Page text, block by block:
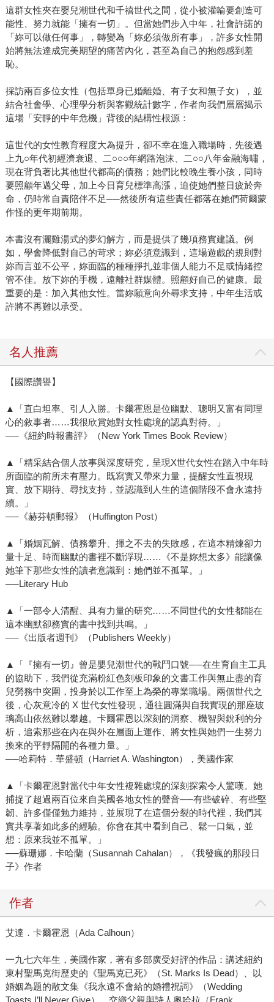
這群女性夾在嬰兒潮世代和千禧世代之間，從小被灌輸要創造可
能性、努力就能「擁有一切」。但當她們步入中年，社會許諾的
「妳可以做任何事」，轉變為「妳必須做所有事」，許多女性開
始將無法達成完美期望的痛苦內化，甚至為自己的抱怨感到羞
恥。
採訪兩百多位女性（包括單身已婚離婚、有子女和無子女），並
結合社會學、心理學分析與客觀統計數字，作者向我們層層揭示
這場「安靜的中年危機」背後的結構性根源：
這世代的女性教育程度大為提升，卻不幸在進入職場時，先後遇
上九○年代初經濟衰退、二○○○年網路泡沫、二○○八年金融海嘯，
現在背負著比其他世代都高的債務；她們比較晚生養小孩，同時
要照顧年邁父母，加上今日育兒標準高漲，迫使她們整日疲於奔
命，仍時常自責陪伴不足──然後所有這些責任都落在她們荷爾蒙
作怪的更年期前期。
本書沒有灑雞湯式的夢幻解方，而是提供了幾項務實建議。例
如，學會降低對自己的苛求；妳必須意識到，這場遊戲的規則對
妳而言並不公平，妳面臨的種種掙扎並非個人能力不足或情緒控
管不佳。放下妳的手機，遠離社群媒體。照顧好自己的健康。最
重要的是：加入其他女性。當妳願意向外尋求支持，中年生活或
許將不再難以承受。
名人推薦
【國際讚譽】
▲「直白坦率、引人入勝。卡爾霍恩是位幽默、聰明又富有同理
心的敘事者……我很欣賞她對女性處境的認真對待。」
──《紐約時報書評》（New York Times Book Review）
▲「精采結合個人故事與深度研究，呈現X世代女性在踏入中年時
所面臨的前所未有壓力。既寫實又帶來力量，提醒女性直視現
實、放下期待、尋找支持，並認識到人生的這個階段不會永遠持
續。」
──《赫芬頓郵報》（Huffington Post）
▲「婚姻瓦解、債務攀升、揮之不去的失敗感，在這本精煉卻力
量十足、時而幽默的書裡不斷浮現……《不是妳想太多》能讓像
她筆下那些女性的讀者意識到：她們並不孤單。」
──Literary Hub
▲「一部令人清醒、具有力量的研究……不同世代的女性都能在
這本幽默卻務實的書中找到共鳴。」
──《出版者週刊》（Publishers Weekly）
▲「『擁有一切』曾是嬰兒潮世代的戰鬥口號──在生育自主工具
的協助下，我們從充滿粉紅色刻板印象的文書工作與無止盡的育
兒勞務中突圍，投身於以工作至上為榮的專業職場。兩個世代之
後，心灰意冷的 X 世代女性發現，通往圓滿與自我實現的那座玻
璃高山依然難以攀越。卡爾霍恩以深刻的洞察、機智與銳利的分
析，追索那些在內在與外在層面上運作、將女性與她們一生努力
換來的平靜隔開的各種力量。」
──哈莉特．華盛頓（Harriet A. Washington），美國作家
▲「卡爾霍恩對當代中年女性複雜處境的深刻探索令人驚嘆。她
捕捉了超過兩百位來自美國各地女性的聲音──有些破碎、有些堅
韌、許多僅僅勉力維持，並展現了在這個分裂的時代裡，我們其
實共享著如此多的經驗。你會在其中看到自己、鬆一口氣，並
想：原來我並不孤單。」
──蘇珊娜．卡哈蘭（Susannah Cahalan），《我發瘋的那段日
子》作者
作者
艾達．卡爾霍恩（Ada Calhoun）
一九七六年生，美國作家，著有多部廣受好評的作品：講述紐約
東村聖馬克街歷史的《聖馬克已死》（St. Marks Is Dead）、以
婚姻為題的散文集《我永遠不會給的婚禮祝詞》（Wedding
Toasts I’ll Never Give）、交織父親與詩人奧哈拉（Frank